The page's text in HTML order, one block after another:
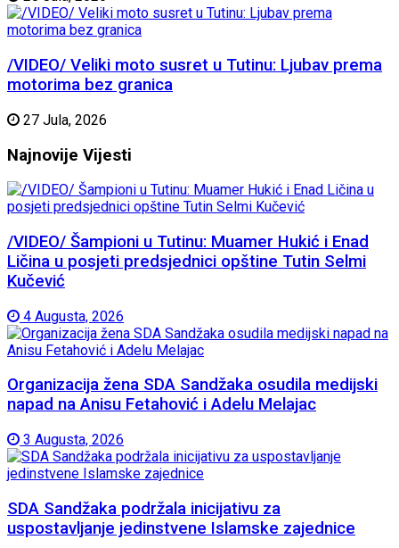
/VIDEO/ Veliki moto susret u Tutinu: Ljubav prema
motorima bez granica
27 Jula, 2026
Najnovije Vijesti
/VIDEO/ Šampioni u Tutinu: Muamer Hukić i Enad
Ličina u posjeti predsjednici opštine Tutin Selmi
Kučević
4 Augusta, 2026
Organizacija žena SDA Sandžaka osudila medijski
napad na Anisu Fetahović i Adelu Melajac
3 Augusta, 2026
SDA Sandžaka podržala inicijativu za
uspostavljanje jedinstvene Islamske zajednice